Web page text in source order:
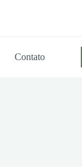
Contato